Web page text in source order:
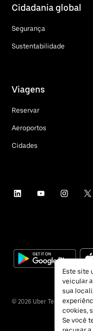
Cidadania global
Segurança
Sustentabilidade
Viagens
Reservar
Aeroportos
Cidades
© 2026 Uber Technologies Inc.
Este site
veicular
sua
cookies,
Se você